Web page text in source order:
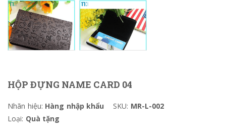
HỘP ĐỰNG NAME CARD 04
Nhãn hiệu: Hàng nhập khẩu SKU: MR-L-002
Loại: Quà tặng